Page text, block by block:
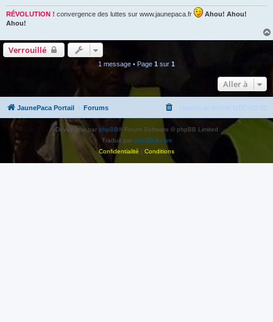
RÉVOLUTION ! convergence des luttes sur www.jaunepaca.fr
Ahou! Ahou!
Ahou!
Verrouillé
1 message • Page 1 sur 1
Aller à
JaunePaca Portail Forums Heures au format UTC+02:00
Développé par phpBB® Forum Software © phpBB Limited
Traduit par phpBB-fr.com
Confidentialité | Conditions